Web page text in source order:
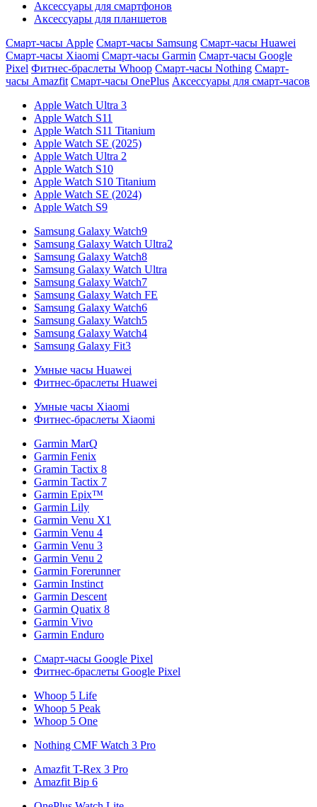
Аксессуары для смартфонов
Аксессуары для планшетов
Смарт-часы Apple Смарт-часы Samsung Смарт-часы Huawei
Смарт-часы Xiaomi Смарт-часы Garmin Смарт-часы Google
Pixel Фитнес-браслеты Whoop Смарт-часы Nothing Смарт-
часы Amazfit Смарт-часы OnePlus Аксессуары для смарт-часов
Apple Watch Ultra 3
Apple Watch S11
Apple Watch S11 Titanium
Apple Watch SE (2025)
Apple Watch Ultra 2
Apple Watch S10
Apple Watch S10 Titanium
Apple Watch SE (2024)
Apple Watch S9
Samsung Galaxy Watch9
Samsung Galaxy Watch Ultra2
Samsung Galaxy Watch8
Samsung Galaxy Watch Ultra
Samsung Galaxy Watch7
Samsung Galaxy Watch FE
Samsung Galaxy Watch6
Samsung Galaxy Watch5
Samsung Galaxy Watch4
Samsung Galaxy Fit3
Умные часы Huawei
Фитнес-браслеты Huawei
Умные часы Xiaomi
Фитнес-браслеты Xiaomi
Garmin MarQ
Garmin Fenix
Gramin Tactix 8
Garmin Tactix 7
Garmin Epix™
Garmin Lily
Garmin Venu X1
Garmin Venu 4
Garmin Venu 3
Garmin Venu 2
Garmin Forerunner
Garmin Instinct
Garmin Descent
Garmin Quatix 8
Garmin Vivo
Garmin Enduro
Смарт-часы Google Pixel
Фитнес-браслеты Google Pixel
Whoop 5 Life
Whoop 5 Peak
Whoop 5 One
Nothing CMF Watch 3 Pro
Amazfit T-Rex 3 Pro
Amazfit Bip 6